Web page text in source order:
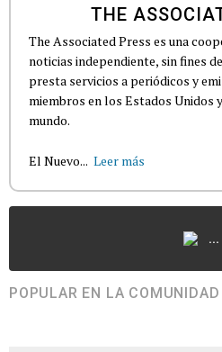
THE
The Associated Press es una
noticias independiente, sin fines
presta servicios a periódicos y
miembros en los Estados Unidos
mundo.
El Nuevo... Leer más
...
POPULAR EN LA COMUNIDAD